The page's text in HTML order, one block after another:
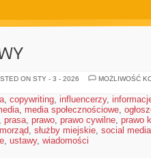
ON STY - 3 - 2026
MOŻLIWOŚĆ
, copywriting, influencerzy,
, media społecznościowe,
prasa, prawo, prawo cywilne, prawo
, służby miejskie, social media
, ustawy, wiadomości